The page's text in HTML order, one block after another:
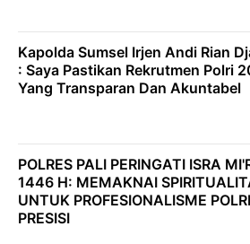
Kapolda Sumsel Irjen Andi Rian
: Saya Pastikan Rekrutmen Polri
Yang Transparan Dan Akuntabel
POLRES PALI PERINGATI ISRA
1446 H: MEMAKNAI
UNTUK PROFESIONALISME POLRI
PRESISI